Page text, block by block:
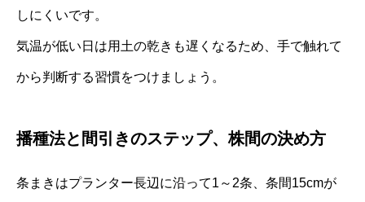
しにくいです。
気温が低い日は用土の乾きも遅くなるため、手で触れて
から判断する習慣をつけましょう。
播種法と間引きのステップ、株間の決め方
条まきはプランター長辺に沿って1～2条、条間15cmが